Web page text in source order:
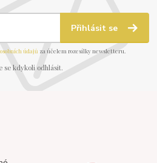
Přihlásit se
údajů za účelem rozesílky newsletteru.
se kdykoli odhlásit.